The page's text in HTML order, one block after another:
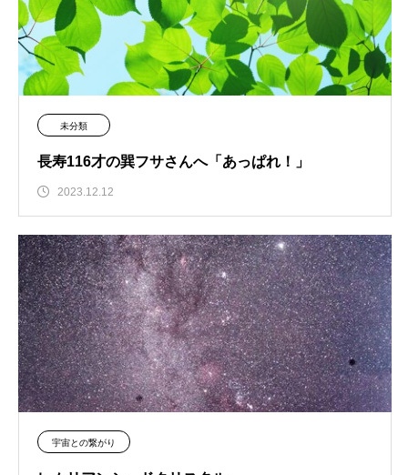
未分類
長寿116才の巽フサさんへ「あっぱれ！」
2023.12.12
宇宙との繋がり